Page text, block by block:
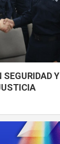
SEGURIDAD Y